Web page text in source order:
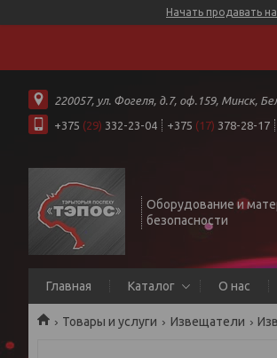
Начать продавать
220057, ул. Фогеля, д.7, оф.159, Минск,
+375 (29) 332-23-04 +375 (17) 378-28-17
Оборудование и
безопасности
Главная Каталог О нас
Товары и услуги Извещатели